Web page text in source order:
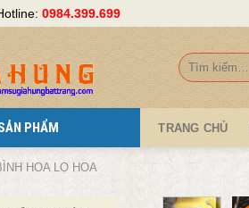
0984.399.699
Tìm
kiếm:
PHẨM TRANG CHỦ
HOA LỌ HOA